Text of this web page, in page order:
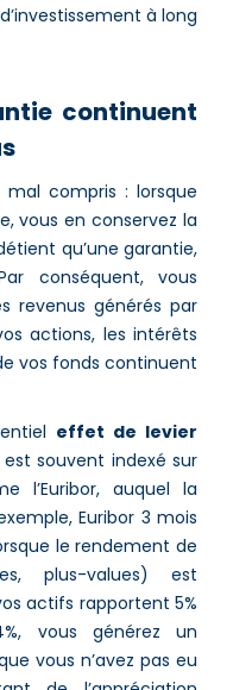
à long
continuent
mal compris : lorsque
vous en conservez la
qu’une garantie,
conséquent, vous
revenus générés par
actions, les intérêts
vos fonds continuent
effet de levier
souvent indexé sur
l’Euribor, auquel la
Euribor 3 mois
le rendement de
plus-values) est
actifs rapportent 5%
vous générez un
vous n’avez pas eu